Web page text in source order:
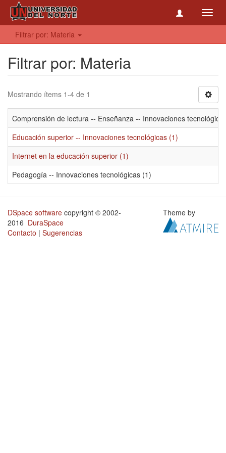
Filtrar por: Materia
Filtrar por: Materia
Mostrando ítems 1-4 de 1
Comprensión de lectura -- Enseñanza -- Innovaciones
Educación superior -- Innovaciones tecnológicas (1)
Internet en la educación superior (1)
Pedagogía -- Innovaciones tecnológicas (1)
DSpace software copyright © 2002-
2016 DuraSpace
Contacto | Sugerencias
Theme by